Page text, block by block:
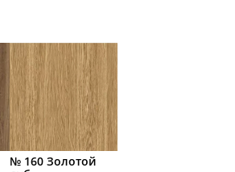
№ 160 Золотой